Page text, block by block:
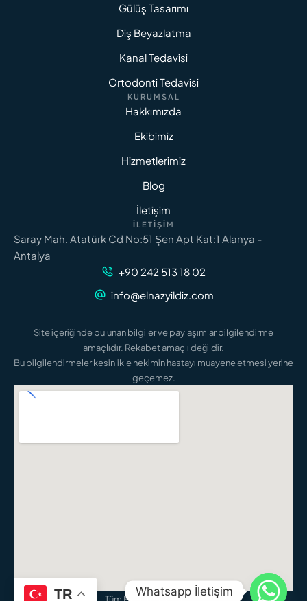
Gülüş Tasarımı
Diş Beyazlatma
Kanal Tedavisi
Ortodonti Tedavisi
KURUMSAL
Hakkımızda
Ekibimiz
Hizmetlerimiz
Blog
İletişim
İLETIŞIM
Saray Mah. Atatürk Cd No:51 Şen Apt Kat:1 Alanya -
Antalya
+90 242 513 18 02
info@elnazyildiz.com
Site içeriğinde bulunan bilgiler ve paylaşımlar bilgilendirme
amaçlıdır. Rekabet amaçlı değildir.
Bu bilgilendirmeler kesinlikle hekimin hastayı muayene etmesi yerine
geçemez.
Elnaz Yıldız - © 2026 - Tüm Hakları Saklıdır
TR Whatsapp İletişim